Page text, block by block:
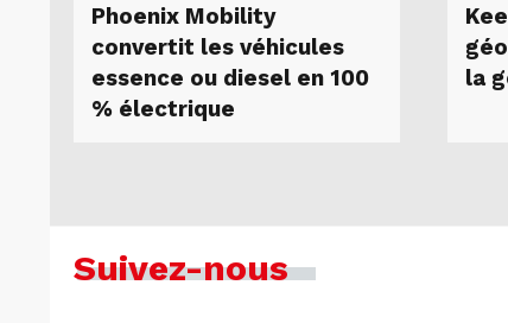
Phoenix Mobility
convertit les véhicules
essence ou diesel en 100
% électrique
la
Suivez-nous